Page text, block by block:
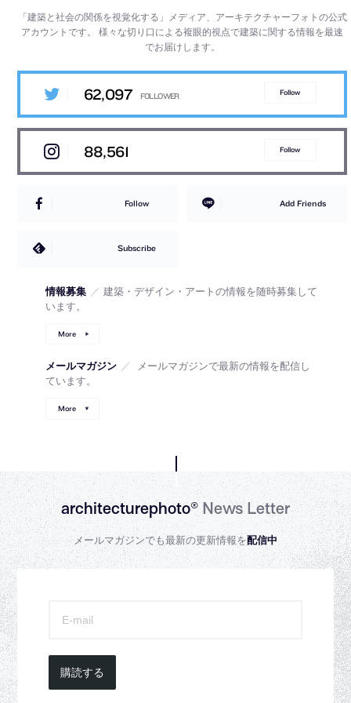
「建築と社会の関係を視覚化する」メディア、アーキテクチャーフォトの公式
アカウントです。様々な切り口による複眼的視点で建築に関する情報を最速
でお届けします。
62,097 Follow
88,561 Follow
Follow Add Friends
Subscribe
情報募集 ／ 建築・デザイン・アートの情報を随時募集して
います。
More
メールマガジン ／
メールマガジンで最新の情報を配信し
ています。
More
architecturephoto®News Letter
メールマガジンでも最新の更新情報を配信中
購読する